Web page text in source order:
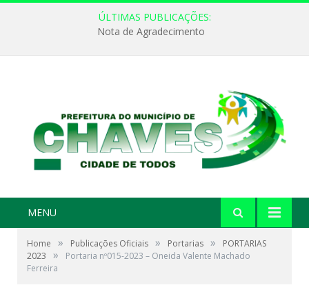
ÚLTIMAS PUBLICAÇÕES:
Nota de Agradecimento
MENU
Home » Publicações Oficiais » Portarias »
PORTARIAS
2023
»
Portaria nº015-2023 – Oneida Valente Machado
Ferreira